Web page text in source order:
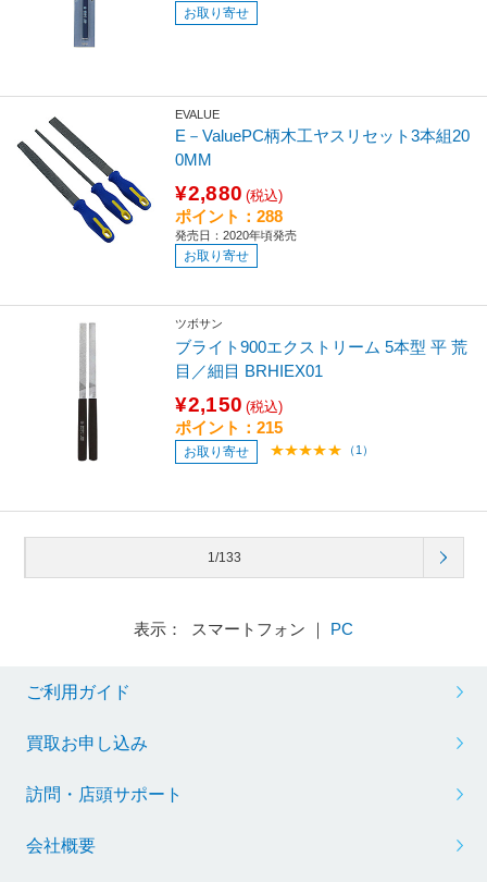
お取り寄せ
EVALUE
E－ValuePC柄木工ヤスリセット3本組20
0MM
¥2,880 (税込)
ポイント：288
発売日：2020年頃発売
お取り寄せ
ツボサン
ブライト900エクストリーム 5本型 平 荒
目／細目 BRHIEX01
¥2,150 (税込)
ポイント：215
お取り寄せ （1）
1/133
表示： スマートフォン ｜ PC
ご利用ガイド
買取お申し込み
訪問・店頭サポート
会社概要